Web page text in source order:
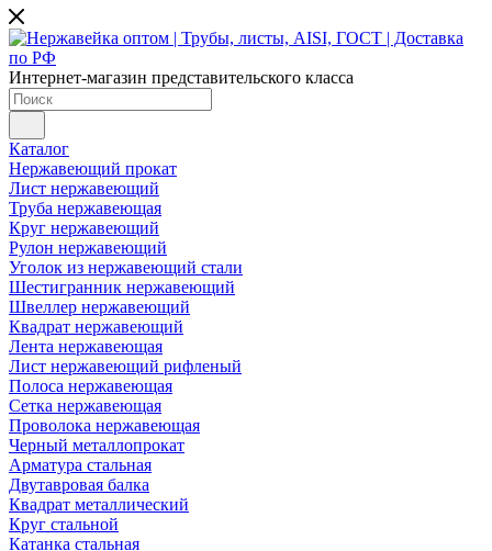
Интернет-магазин представительского класса
Каталог
Нержавеющий прокат
Лист нержавеющий
Труба нержавеющая
Круг нержавеющий
Рулон нержавеющий
Уголок из нержавеющий стали
Шестигранник нержавеющий
Швеллер нержавеющий
Квадрат нержавеющий
Лента нержавеющая
Лист нержавеющий рифленый
Полоса нержавеющая
Сетка нержавеющая
Проволока нержавеющая
Черный металлопрокат
Арматура стальная
Двутавровая балка
Квадрат металлический
Круг стальной
Катанка стальная